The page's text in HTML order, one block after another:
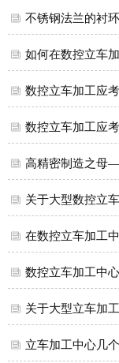
不锈钢法兰的衬
如何在数控立车
数控立车加工应
数控立车加工应
高精密制造之母
关于大型数控立
在数控立车加工
数控立车加工中
关于大型立车加
立车加工中心几